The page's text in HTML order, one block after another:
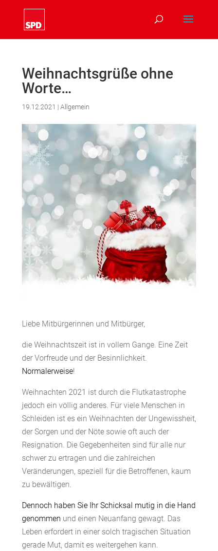
Weihnachtsgrüße ohne
Worte…
19.12.2021 | Allgemein
Liebe Mitbürgerinnen und Mitbürger,
die Weihnachtszeit ist in vollem Gange. Eine Zeit
der Vorfreude und der Besinnlichkeit.
Normalerweise!
Weihnachten 2021 ist durch die Flutkatastrophe
jedoch ein völlig anderes. Für viele Menschen in
Schleiden ist es ein Weihnachten der Ungewissheit,
der Sorgen und der Nöte sowie oft auch der
Resignation. Die Gegebenheiten sind für alle nur
schwer zu ertragen und die zahlreichen
Veränderungen, speziell für die Betroffenen, kaum
zu bewältigen.
Dennoch haben Sie Ihr Schicksal mutig in die Hand
genommen und einen Neuanfang gewagt. Das
Leben erfordert in einer solch tragischen Situation
gerade Mut, damit es weitergehen kann.